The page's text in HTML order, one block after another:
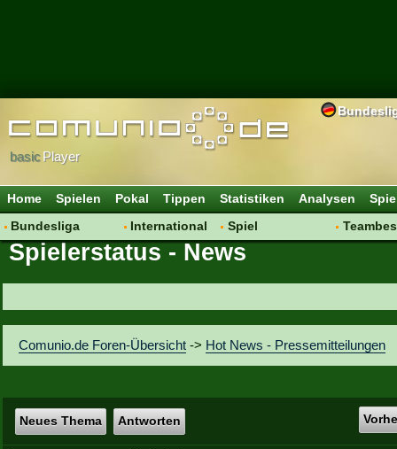
basicPlayer
Home Spielen Pokal Tippen Statistiken Analysen
Bundesliga
Hot News
Vereinsdiskussion
Vereinsfragen
International
Vereine
Spiel
Regeln & Tipps
Spielerstatus - News
Comunio.de Foren-Übersicht -> Hot News - Pressemitteilungen
Neues Thema Antworten